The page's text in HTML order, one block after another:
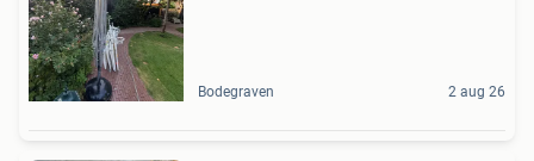
Bodegraven 2 aug 26